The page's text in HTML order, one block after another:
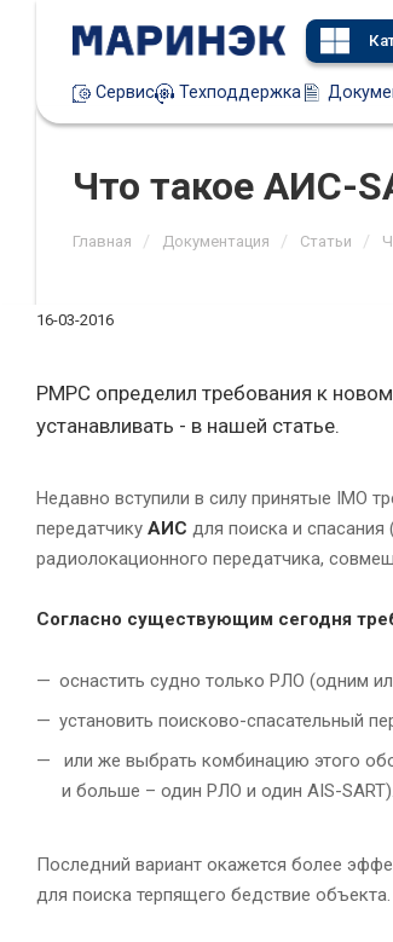
Сервис Техподдержка
Что такое АИС-
Главная / Документация / Статьи /
16-03-2016
РМРС определил требования к
устанавливать - в нашей статье.
Недавно вступили в силу принятые IMO
передатчику АИС для поиска и
радиолокационного передатчика,
Согласно существующим сегодня
оснастить судно только РЛО (одним
установить поисково-спасательный
или же выбрать комбинацию этого
и больше – один РЛО и один AIS-SART).
Последний вариант окажется более
для поиска терпящего бедствие объекта.